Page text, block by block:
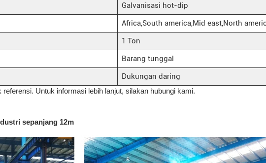
Galvanisasi hot-dip
Africa,South america,Mid east,North
1 Ton
Barang tunggal
Dukungan daring
referensi. Untuk informasi lebih lanjut, silakan hubungi kami.
sepanjang 12m